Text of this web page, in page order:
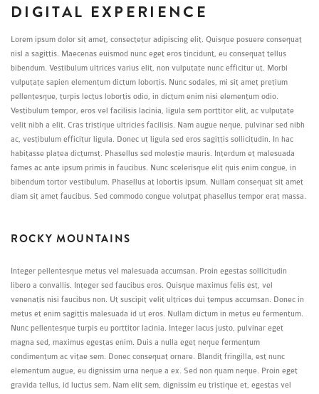
DIGITAL EXPERIENCE
Lorem ipsum dolor sit amet, consectetur adipiscing elit. Quisque posuere consequat
nisl a sagittis. Maecenas euismod nunc eget eros tincidunt, eu consequat tellus
bibendum. Vestibulum ultrices varius elit, non vulputate nunc efficitur ut. Morbi
vulputate sapien elementum dictum lobortis. Nunc sodales, mi sit amet pretium
pellentesque, turpis lectus lobortis odio, in dictum enim nisi elementum odio.
Vestibulum tempor, eros vel facilisis lacinia, ligula sem porttitor elit, ac vulputate
velit nibh a elit. Cras tristique ultricies facilisis. Nam augue neque, pulvinar sed nibh
ac, vestibulum efficitur ligula. Donec ut ligula sed eros sagittis sollicitudin. In hac
habitasse platea dictumst. Phasellus sed molestie mauris. Interdum et malesuada
fames ac ante ipsum primis in faucibus. Nunc scelerisque elit quis enim congue, in
bibendum tortor vestibulum. Phasellus at lobortis ipsum. Nullam consequat sit amet
diam sit amet faucibus. Sed commodo congue volutpat phasellus tempor erat massa.
ROCKY MOUNTAINS
Integer pellentesque metus vel malesuada accumsan. Proin egestas sollicitudin
libero a convallis. Integer sed faucibus eros. Quisque maximus felis est, vel
venenatis nisi faucibus non. Ut suscipit velit ultrices dui tempus accumsan. Donec in
metus et enim sagittis malesuada id ut eros. Nullam dictum in metus eu fermentum.
Nunc pellentesque turpis eu porttitor lacinia. Integer lacus justo, pulvinar eget
magna sed, maximus egestas enim. Duis a nulla eget neque fermentum
condimentum ac vitae sem. Donec consequat ornare. Blandit fringilla, est nunc
elementum augue, eu dignissim urna neque a ex. Sed non quam neque. Proin eget
gravida tellus, id luctus sem. Nam elit sem, dignissim eu tristique et, egestas vel